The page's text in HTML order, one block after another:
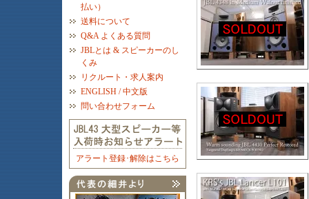
払い）
送料について
Q&A よくある質問
JBLとは & スピーカーのし
くみ
リクルート・求人案内
ENGLISH / 中文版
問い合わせフォーム
アラート登録･解除はこちら